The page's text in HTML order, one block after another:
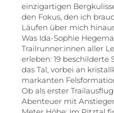
einzigartigen
den Fokus, den ich
Läufen über mich
Was Ida-Sophie
Trailrunner:innen aller
erleben: 19 beschilderte
das Tal, vorbei an
markanten
Ob als erster
Abenteuer mit